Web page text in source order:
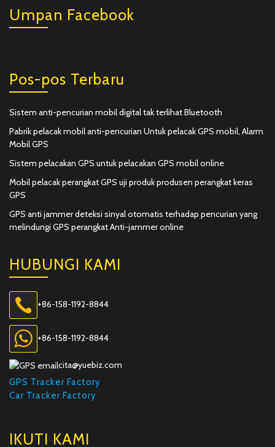
Umpan Facebook
Pos-pos Terbaru
Sistem anti-pencurian mobil digital tak terlihat Bluetooth
Pabrik pelacak mobil anti-pencurian Untuk pelacak GPS mobil, Alarm
Mobil GPS
Sistem pelacakan GPS untuk pelacakan GPS mobil online
Mobil pelacak perangkat GPS uji produk produsen perangkat keras
GPS
GPS anti jammer deteksi sinyal otomatis terhadap pencurian yang
melindungi GPS perangkat Anti-jammer online
HUBUNGI KAMI
+86-158-1192-8844
+86-158-1192-8844
cita@yuebiz.com
GPS Tracker Factory
Car Tracker Factory
IKUTI KAMI